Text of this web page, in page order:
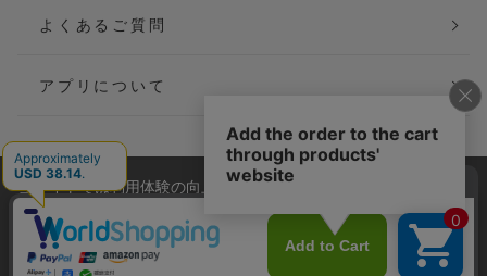
よくあるご質問
アプリについて
会社概要
ご利用規約
個人情報保護方針
当サイトでは利用体験の向上およびコンテンツの最適な提供、ト
ラフィックの分析を目的としてCookieを使用しています。
サイトの閲覧を継続された場合、Cookieの利用に同意したことも
のといたします。